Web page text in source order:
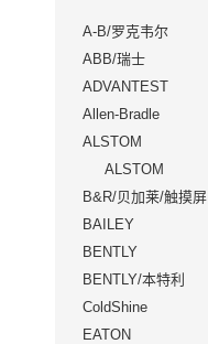
A-B/罗克韦尔
ABB/瑞士
ADVANTEST
Allen-Bradle
ALSTOM
ALSTOM
B&R/贝加莱/触摸屏
BAILEY
BENTLY
BENTLY/本特利
ColdShine
EATON